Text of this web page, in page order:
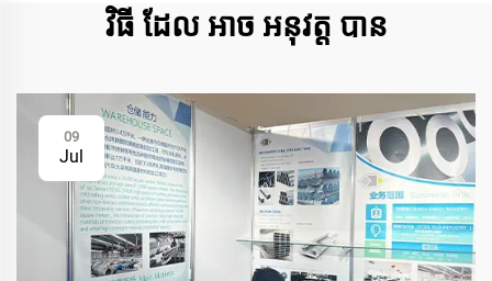
វិធី ដែល អាច អនុវត្ត បាន
09
Jul